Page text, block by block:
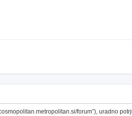
forum”), uradno